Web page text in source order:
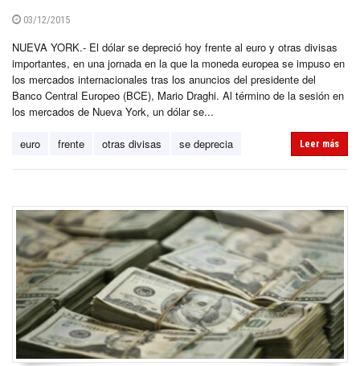
03/12/2015
NUEVA YORK.- El dólar se depreció hoy frente al euro y otras divisas
importantes, en una jornada en la que la moneda europea se impuso en
los mercados internacionales tras los anuncios del presidente del
Banco Central Europeo (BCE), Mario Draghi. Al término de la sesión en
los mercados de Nueva York, un dólar se...
euro frente otras divisas se deprecia Leer más